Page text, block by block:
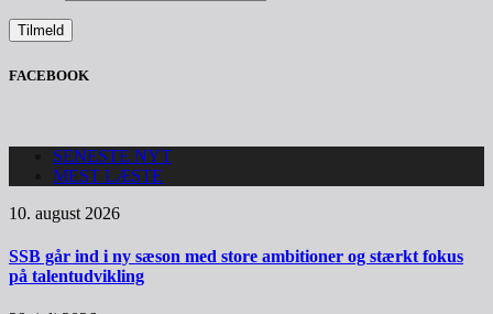
FACEBOOK
SENESTE NYT
MEST LÆSTE
10. august 2026
SSB går ind i ny sæson med store ambitioner og stærkt fokus
på talentudvikling